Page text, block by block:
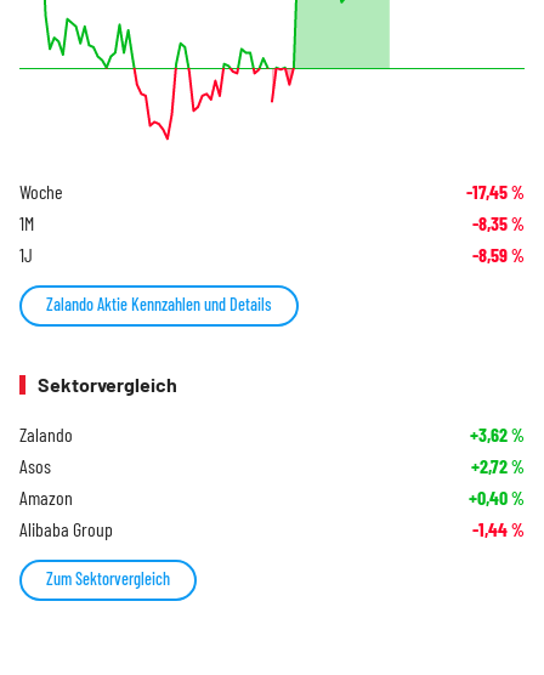
Woche -17,45%
1M -8,35%
1J -8,59%
Zalando Aktie Kennzahlen und Details
Sektorvergleich
Zalando +3,62%
Asos +2,72%
Amazon +0,40%
Alibaba Group -1,44%
Zum Sektorvergleich